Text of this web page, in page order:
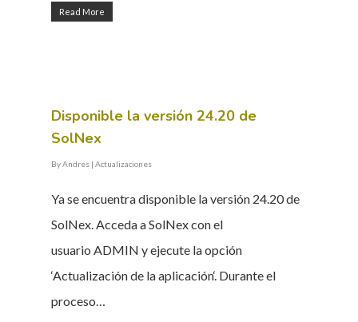
Read More
Disponible la versión 24.20 de
SolNex
ByAndres | Actualizaciones
Ya se encuentra disponible la versión 24.20 de
SolNex. Acceda a SolNex con el
usuario ADMIN y ejecute la opción
‘Actualización de la aplicación‘. Durante el
proceso…